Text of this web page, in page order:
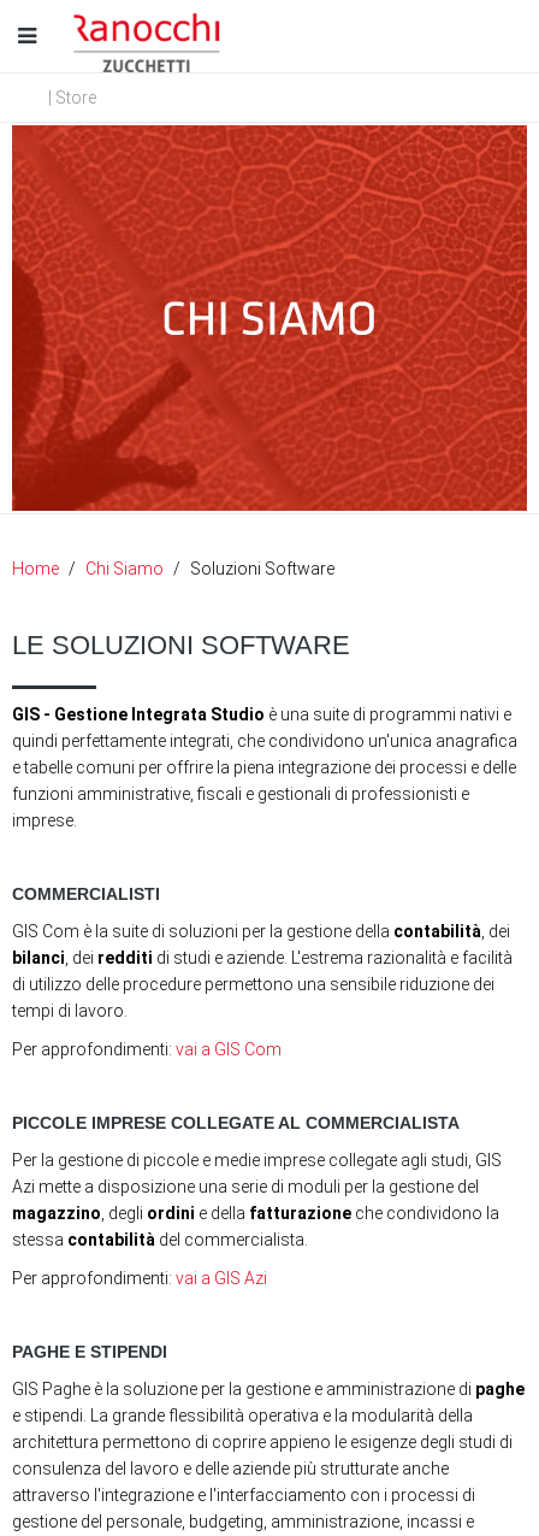
| Store
Home Chi Siamo Soluzioni Software
LE SOLUZIONI SOFTWARE
GIS - Gestione Integrata Studio è una suite di programmi nativi e
quindi perfettamente integrati, che condividono un'unica anagrafica
e tabelle comuni per offrire la piena integrazione dei processi e delle
funzioni amministrative, fiscali e gestionali di professionisti e
imprese.
COMMERCIALISTI
GIS Com è la suite di soluzioni per la gestione della contabilità , dei
bilanci , dei redditi di studi e aziende. L'estrema razionalità e facilità
di utilizzo delle procedure permettono una sensibile riduzione dei
tempi di lavoro.
Per approfondimenti: vai a GIS Com
PICCOLE IMPRESE COLLEGATE AL COMMERCIALISTA
Per la gestione di piccole e medie imprese collegate agli studi, GIS
Azi mette a disposizione una serie di moduli per la gestione del
magazzino , degli ordini e della fatturazione che condividono la
stessa contabilità del commercialista.
Per approfondimenti: vai a GIS Azi
PAGHE E STIPENDI
GIS Paghe è la soluzione per la gestione e amministrazione di paghe
e stipendi. La grande flessibilità operativa e la modularità della
architettura permettono di coprire appieno le esigenze degli studi di
consulenza del lavoro e delle aziende più strutturate anche
attraverso l'integrazione e l'interfacciamento con i processi di
gestione del personale, budgeting, amministrazione, incassi e